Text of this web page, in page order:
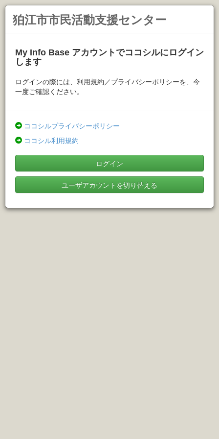
狛江市市民活動支援センター
My Info Base アカウントでココシルにログイン
します
ログインの際には、利用規約／プライバシーポリシーを、今
一度ご確認ください。
ココシルプライバシーポリシー
ココシル利用規約
ログイン
ユーザアカウントを切り替える